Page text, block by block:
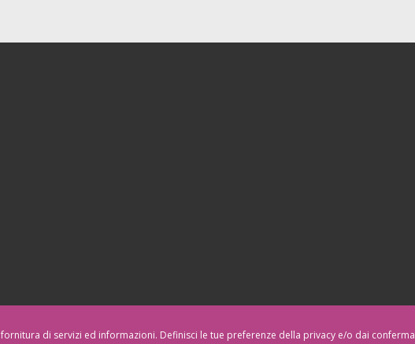
di servizi ed informazioni. Definisci le tue preferenze della privacy e/o dai conferma